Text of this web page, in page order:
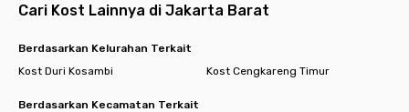
Cari Kost Lainnya di Jakarta Barat
Berdasarkan Kelurahan Terkait
Kost Duri Kosambi
Kost Cengkareng Timur
Berdasarkan Kecamatan Terkait